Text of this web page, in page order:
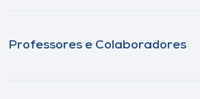
Professores e Colaboradores